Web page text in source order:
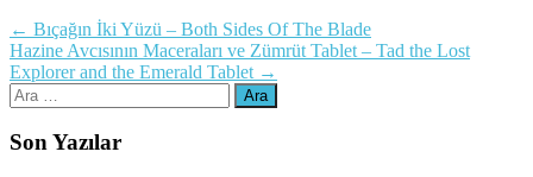
Yazı
dolaşımı
← Bıçağın İki Yüzü – Both Sides Of The Blade
Hazine Avcısının Maceraları ve Zümrüt Tablet – Tad the Lost
Explorer and the Emerald Tablet →
Arama:
Son Yazılar